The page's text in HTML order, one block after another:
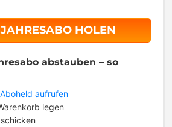
HOLEN
abstauben – so
aufrufen
legen